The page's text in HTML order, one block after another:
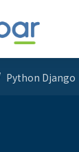
Python Django